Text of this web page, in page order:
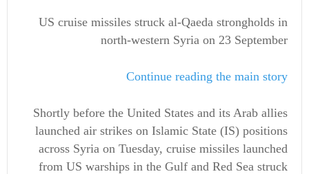
US cruise missiles struck al-Qaeda strongholds in
north-western Syria on 23 September
Continue reading the main story
Shortly before the United States and its Arab allies
launched air strikes on Islamic State (IS) positions
across Syria on Tuesday, cruise missiles launched
from US warships in the Gulf and Red Sea struck